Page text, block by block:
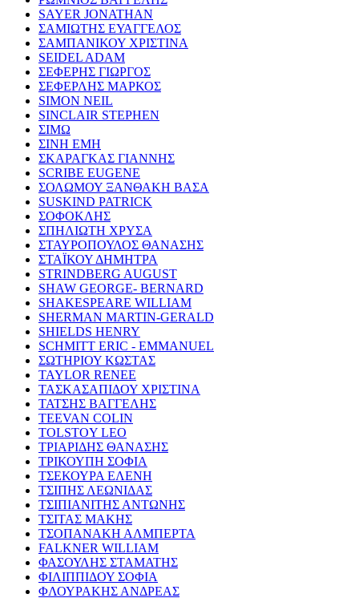
SAYER JONATHAN
ΣΑΜΙΩΤΗΣ ΕΥΑΓΓΕΛΟΣ
ΣΑΜΠΑΝΙΚΟΥ ΧΡΙΣΤΙΝΑ
SEIDEL ADAM
ΣΕΦΕΡΗΣ ΓΙΩΡΓΟΣ
ΣΕΦΕΡΛΗΣ ΜΑΡΚΟΣ
SIMON NEIL
SINCLAIR STEPHEN
ΣΙΜΩ
ΣΙΝΗ ΕΜΗ
ΣΚΑΡΑΓΚΑΣ ΓΙΑΝΝΗΣ
SCRIBE EUGENE
ΣΟΛΩΜΟΥ ΞΑΝΘΑΚΗ ΒΑΣΑ
SUSKIND PATRICK
ΣΟΦΟΚΛΗΣ
ΣΠΗΛΙΩΤΗ ΧΡΥΣΑ
ΣΤΑΥΡΟΠΟΥΛΟΣ ΘΑΝΑΣΗΣ
ΣΤΑΪΚΟΥ ΔΗΜΗΤΡΑ
STRINDBERG AUGUST
SHAW GEORGE- BERNARD
SHAKESPEARE WILLIAM
SHERMAN MARTIN-GERALD
SHIELDS HENRY
SCHMITT ERIC - EMMANUEL
ΣΩΤΗΡΙΟΥ ΚΩΣΤΑΣ
TAYLOR RENEE
ΤΑΣΚΑΣΑΠΙΔΟΥ ΧΡΙΣΤΙΝΑ
ΤΑΤΣΗΣ ΒΑΓΓΕΛΗΣ
TEEVAN COLIN
TOLSTOY LEO
ΤΡΙΑΡΙΔΗΣ ΘΑΝΑΣΗΣ
ΤΡΙΚΟΥΠΗ ΣΟΦΙΑ
ΤΣΕΚΟΥΡΑ ΕΛΕΝΗ
ΤΣΙΠΗΣ ΛΕΩΝΙΔΑΣ
ΤΣΙΠΙΑΝΙΤΗΣ ΑΝΤΩΝΗΣ
ΤΣΙΤΑΣ ΜΑΚΗΣ
ΤΣΟΠΑΝΑΚΗ ΑΛΜΠΕΡΤΑ
FALKNER WILLIAM
ΦΑΣΟΥΛΗΣ ΣΤΑΜΑΤΗΣ
ΦΙΛΙΠΠΙΔΟΥ ΣΟΦΙΑ
ΦΛΟΥΡΑΚΗΣ ΑΝΔΡΕΑΣ